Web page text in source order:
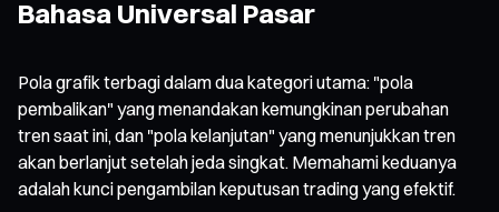
Bahasa Universal Pasar
Pola grafik terbagi dalam dua kategori utama: "pola
pembalikan" yang menandakan kemungkinan perubahan
tren saat ini, dan "pola kelanjutan" yang menunjukkan tren
akan berlanjut setelah jeda singkat. Memahami keduanya
adalah kunci pengambilan keputusan trading yang efektif.